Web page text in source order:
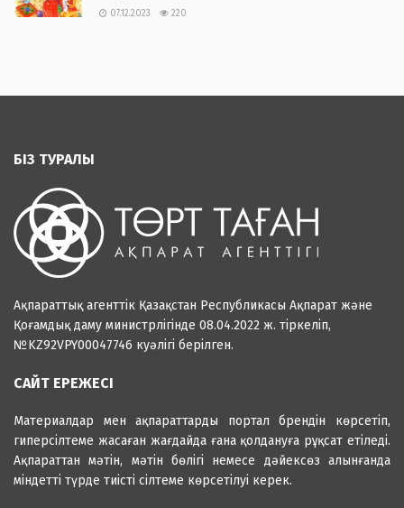
07.12.2023 220
БІЗ ТУРАЛЫ
Ақпараттық агенттік Қазақстан Республикасы Ақпарат және
Қоғамдық даму министрлігінде 08.04.2022 ж. тіркеліп,
№KZ92VPY00047746 куәлігі берілген.
САЙТ ЕРЕЖЕСІ
Материалдар мен ақпараттарды портал брендін көрсетіп,
гиперсілтеме жасаған жағдайда ғана қолдануға рұқсат етіледі.
Ақпараттан мәтін, мәтін бөлігі немесе дәйексөз алынғанда
міндетті түрде тиісті сілтеме көрсетілуі керек.